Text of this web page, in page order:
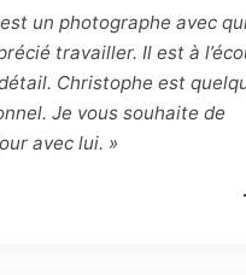
fixée à zéro euro. Cette
définitive, et le Modèle
entièrement rempli de
à toute
un photographe avec qui
travailler. Il est à
Christophe est
Je vous souhaite de
avec lui. »